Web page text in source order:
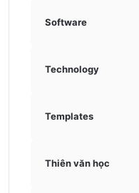
Software
Technology
Templates
Thiên văn học